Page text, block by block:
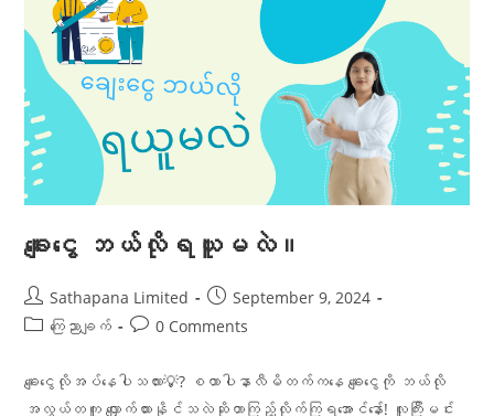
ချေးငွေ ဘယ်လိုရယူမလဲ။
Sathapana Limited
September 9, 2024
ကြေညာချက်
0 Comments
ချေးငွေလိုအပ်နေပါသလား💡? စထာပါနာလီမိတက်ကနေ ချေးငွေကို ဘယ်လို
အလွယ်တကူ လျှောက်ထားနိုင်သလဲဆိုတာကြည့်လိုက်ကြရအောင်နော်! လူကြီးမင်း